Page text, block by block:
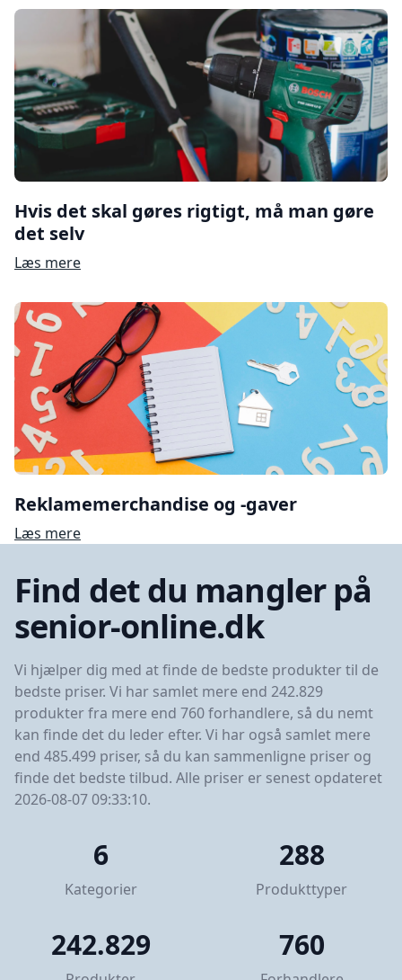
Hvis det skal gøres rigtigt, må man gøre
det selv
Læs mere
Reklamemerchandise og -gaver
Læs mere
Find det du mangler på
senior-online.dk
Vi hjælper dig med at finde de bedste produkter til de
bedste priser. Vi har samlet mere end 242.829
produkter fra mere end 760 forhandlere, så du nemt
kan finde det du leder efter. Vi har også samlet mere
end 485.499 priser, så du kan sammenligne priser og
finde det bedste tilbud. Alle priser er senest opdateret
2026-08-07 09:33:10.
6
Kategorier
288
Produkttyper
242.829 760